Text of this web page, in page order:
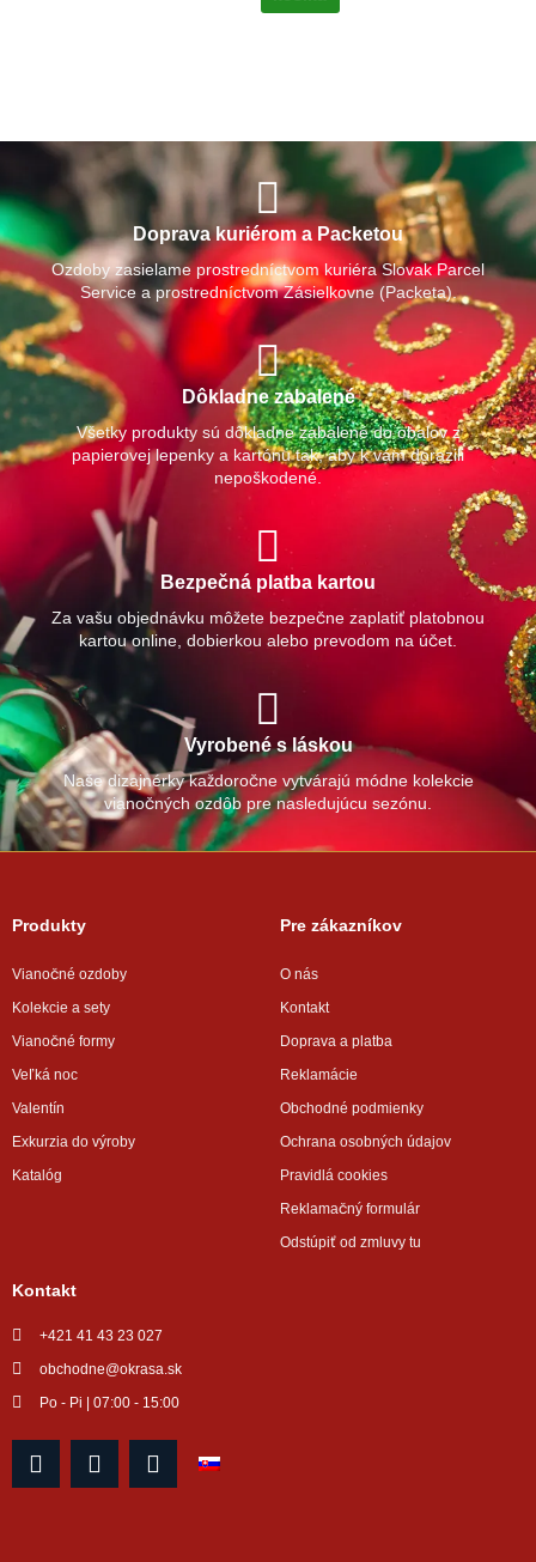
Doprava kuriérom a Packetou
Ozdoby zasielame prostredníctvom kuriéra Slovak Parcel
Service a prostredníctvom Zásielkovne (Packeta).
Dôkladne zabalené
Všetky produkty sú dôkladne zabalené do obalov z
papierovej lepenky a kartónu tak, aby k vám dorazili
nepoškodené.
Bezpečná platba kartou
Za vašu objednávku môžete bezpečne zaplatiť platobnou
kartou online, dobierkou alebo prevodom na účet.
Vyrobené s láskou
Naše dizajnérky každoročne vytvárajú módne kolekcie
vianočných ozdôb pre nasledujúcu sezónu.
Produkty
Vianočné ozdoby
Kolekcie a sety
Vianočné formy
Veľká noc
Valentín
Exkurzia do výroby
Katalóg
Pre zákazníkov
O nás
Kontakt
Doprava a platba
Reklamácie
Obchodné podmienky
Ochrana osobných údajov
Pravidlá cookies
Reklamačný formulár
Odstúpiť od zmluvy tu
Kontakt
+421 41 43 23 027
obchodne@okrasa.sk
Po - Pi | 07:00 - 15:00
F
a
I
n
Y
o